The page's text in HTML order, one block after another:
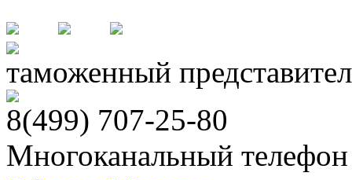
таможенный
8(499) 707-25-80
Многоканальный